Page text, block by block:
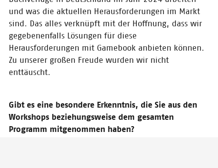
und was die aktuellen Herausforderungen im Markt
sind. Das alles verknüpft mit der Hoffnung, dass wir
gegebenenfalls Lösungen für diese
Herausforderungen mit Gamebook anbieten können.
Zu unserer großen Freude wurden wir nicht
enttäuscht.
Gibt es eine besondere Erkenntnis, die Sie aus den
Workshops beziehungsweise dem gesamten
Programm mitgenommen haben?
Fahrschein in die
Zukunft
Herder, Community Editions, knk:
In der Fachjury sind diesmal viele
neue Firmen und Gesichter